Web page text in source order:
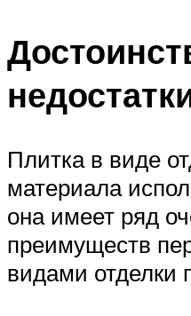
Плитка в виде
материала
она имеет ряд
преимуществ
видами отделки